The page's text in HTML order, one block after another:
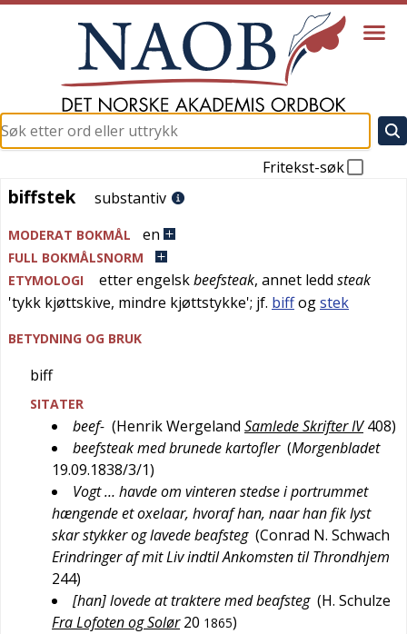
Fritekst-søk
biffstek
biffstek substantiv
MODERAT BOKMÅL en
FULL BOKMÅLSNORM
ETYMOLOGI
etterengelskbeefsteak, annet ledd steak
'tykk kjøttskive, mindre kjøttstykke'; jf. biffogstek
BETYDNING OG BRUK
biff
SITATER
beef- (Henrik Wergeland Samlede Skrifter IV 408)
beefsteak med brunede kartofler (Morgenbladet
19.09.1838/3/1)
Vogt … havde om vinteren stedse i portrummet
hængende et oxelaar, hvoraf han, naar han fik lyst
skar stykker og lavede beafsteg (Conrad N. Schwach
Erindringer af mit Liv indtil Ankomsten til Throndhjem
244)
[han] lovede at traktere med beafsteg (H. Schulze
Fra Lofoten og Solør 20 1865)